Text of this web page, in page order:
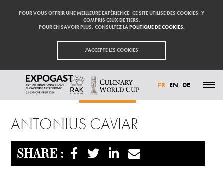
POUR VOUS OFFRIR UNE MEILLEURE EXPÉRIENCE, CE SITE UTILISE DES COOKIES, Y
COMPRIS CEUX DE TIERS.
POUR EN SAVOIR PLUS, CONSULTEZ LAPOLITIQUE DE COOKIES.
J'ACCEPTE LES COOKIES
FR EN DE
PARTICIPER
EXPOSANTS
PRESSE
CONTACT
PARTENAIRES
Accueil Exposants ANTONIUS CAVIAR
ANTONIUS CAVIAR
SHARE :